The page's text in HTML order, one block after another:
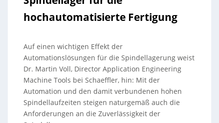
hochautomatisierte Fertigung
Auf einen wichtigen Effekt der
Automationslösungen für die Spindellagerung weist
Dr. Martin Voll, Director Application Engineering
Machine Tools bei Schaeffler, hin: Mit der
Automation und den damit verbundenen hohen
Spindellaufzeiten steigen naturgemäß auch die
Anforderungen an die Zuverlässigkeit der